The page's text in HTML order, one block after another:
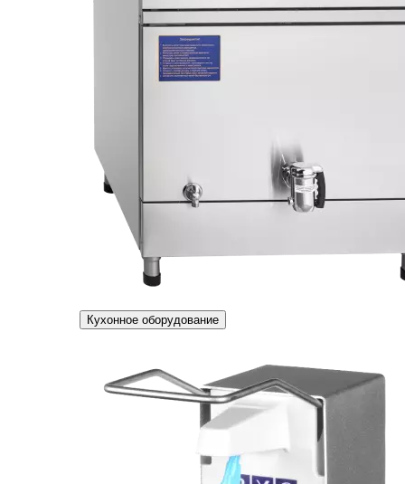
Кухонное оборудование